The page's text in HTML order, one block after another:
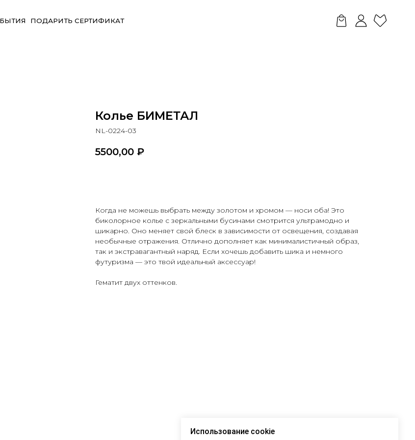
ПОДАРИТЬ СЕРТИФИКАТ
Использование cookie
Колье БИМЕТАЛ
NL-0224-03
5500,00 ₽
Когда не можешь выбрать между золотом и хромом — носи оба! Это
биколорное колье с зеркальными бусинами смотрится ультрамодно и
шикарно. Оно меняет свой блеск в зависимости от освещения, создавая
необычные отражения. Отлично дополняет как минималистичный образ,
так и экстравагантный наряд. Если хочешь добавить шика и немного
футуризма — это твой идеальный аксессуар!
Гематит двух оттенков.